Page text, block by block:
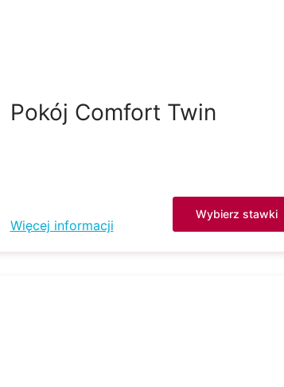
Pokój Comfort Twin
Więcej informacji
Wybierz stawki